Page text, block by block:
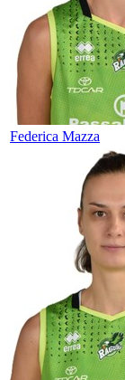
Federica Mazza